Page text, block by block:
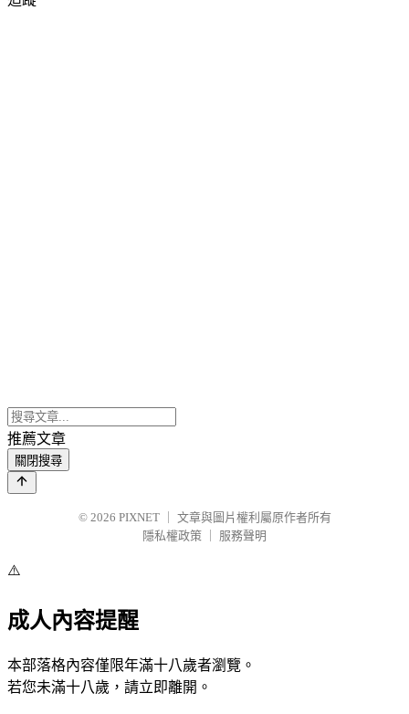
推薦文章
關閉搜尋
© 2026 PIXNET
文章與圖片權利屬原作者所有
隱私權政策
服務聲明
⚠️
成人內容提醒
本部落格內容僅限年滿十八歲者瀏覽。
若您未滿十八歲，請立即離開。